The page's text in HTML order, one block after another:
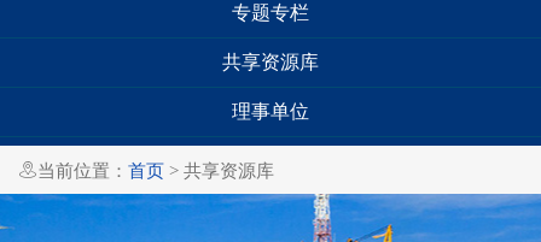
专题专栏
共享资源库
理事单位
当前位置： 首页 > 共享资源库